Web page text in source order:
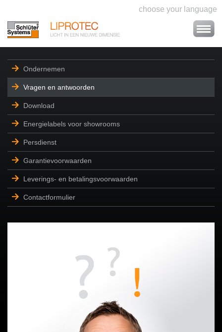
choose your language
Ondernemen
Vragen en antwoorden
Download
Energielabels voor showrooms
Persdienst
Garantievoorwaarden
Leverings- en betalingsvoorwaarden
Contactformulier